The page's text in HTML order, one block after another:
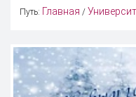
Путь: Главная /